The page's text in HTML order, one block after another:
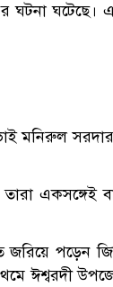
ঘটনা ঘটেছে।
মনিরুল
একসঙ্গেই
জরিয়ে পড়েন
ঈশ্বরদী